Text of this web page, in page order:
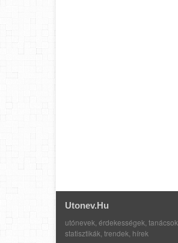
Utonev.hu
utónevek, érdekességek, tanácsok,
statisztikák, trendek, hírek